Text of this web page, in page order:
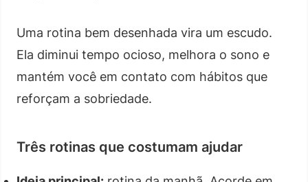
Uma rotina bem desenhada vira um escudo.
Ela diminui tempo ocioso, melhora o sono e
mantém você em contato com hábitos que
reforçam a sobriedade.
Três rotinas que costumam ajudar